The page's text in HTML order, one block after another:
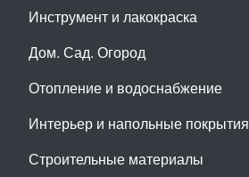
Инструмент и лакокраска
Дом. Сад. Огород
Отопление и водоснабжение
Интерьер и напольные покрытия
Строительные материалы